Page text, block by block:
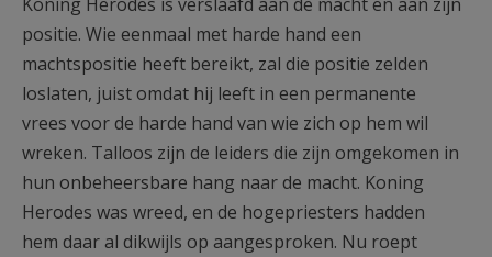
positie. Wie eenmaal met harde hand een
machtspositie heeft bereikt, zal die positie zelden
loslaten, juist omdat hij leeft in een permanente
vrees voor de harde hand van wie zich op hem wil
wreken. Talloos zijn de leiders die zijn omgekomen in
hun onbeheersbare hang naar de macht. Koning
Herodes was wreed, en de hogepriesters hadden
hem daar al dikwijls op aangesproken. Nu roept